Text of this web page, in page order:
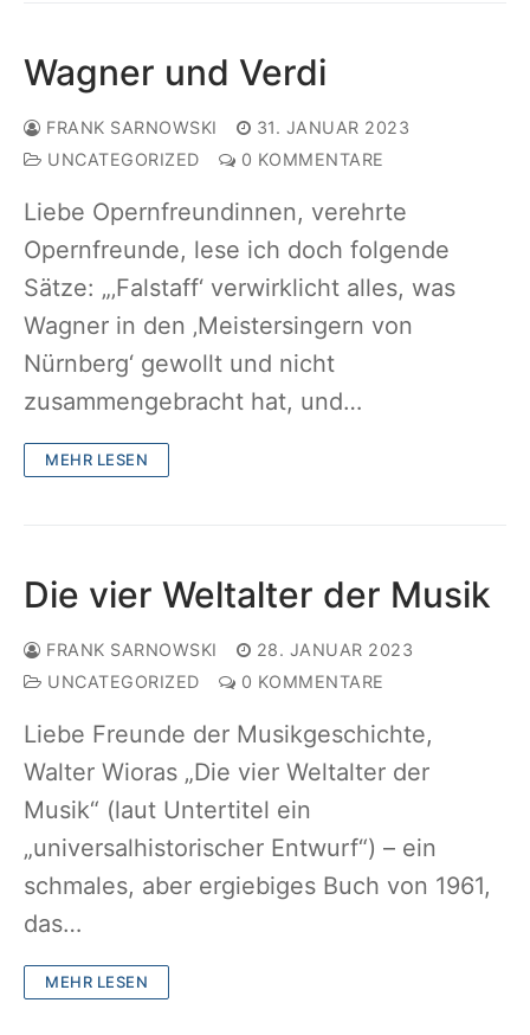
Wagner und Verdi
FRANK SARNOWSKI
31. JANUAR 2023
UNCATEGORIZED
0 KOMMENTARE
Liebe Opernfreundinnen, verehrte
Opernfreunde, lese ich doch folgende
Sätze: „‚Falstaff‘ verwirklicht alles, was
Wagner in den ‚Meistersingern von
Nürnberg‘ gewollt und nicht
zusammengebracht hat, und…
MEHR LESEN
Die vier Weltalter der Musik
FRANK SARNOWSKI
28. JANUAR 2023
UNCATEGORIZED
0 KOMMENTARE
Liebe Freunde der Musikgeschichte,
Walter Wioras „Die vier Weltalter der
Musik“ (laut Untertitel ein
„universalhistorischer Entwurf“) – ein
schmales, aber ergiebiges Buch von 1961,
das…
MEHR LESEN